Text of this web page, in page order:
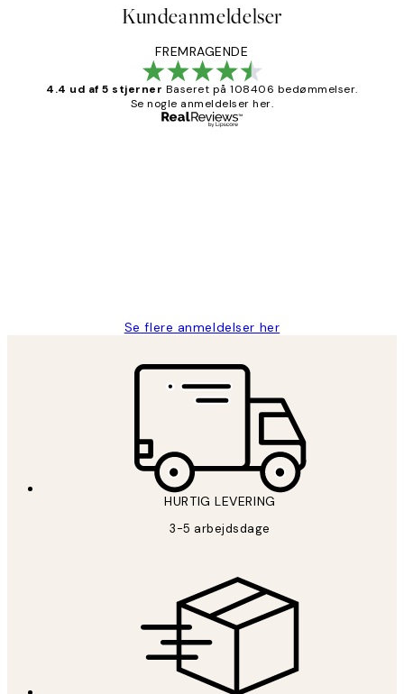
Kundeanmeldelser
FREMRAGENDE
4.4 ud af 5 stjerner Baseret på 108406 bedømmelser.
Se nogle anmeldelser her.
Se flere anmeldelser her
HURTIG LEVERING
3-5 arbejdsdage